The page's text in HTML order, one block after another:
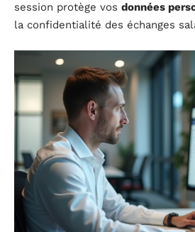
session protège vos données
la confidentialité des échanges